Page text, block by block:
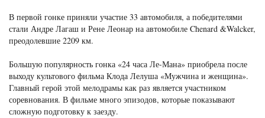
В первой гонке приняли участие 33 автомобиля, а победителями
стали Андре Лагаш и Рене Леонар на автомобиле Chenard &Walcker,
преодолевшие 2209 км.
Большую популярность гонка «24 часа Ле-Мана» приобрела после
выходу культового фильма Клода Лелуша «Мужчина и женщина».
Главный герой этой мелодрамы как раз является участником
соревнования. В фильме много эпизодов, которые показывают
сложную подготовку к заезду.